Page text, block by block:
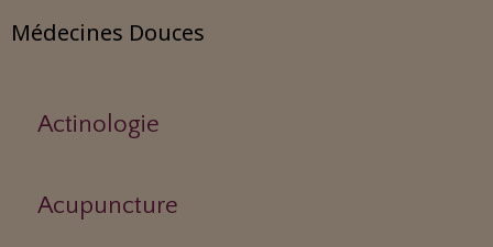
Médecines Douces
Actinologie
Acupuncture